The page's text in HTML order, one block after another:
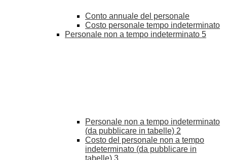
Conto annuale del personale
Costo personale tempo indeterminato
Personale non a tempo indeterminato 5
Personale non a tempo indeterminato
(da pubblicare in tabelle) 2
Costo del personale non a tempo
indeterminato (da pubblicare in